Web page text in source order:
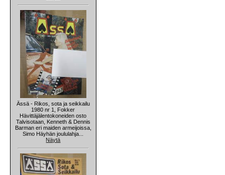
Ässä - Rikos, sota ja seikkailu
1980 nr 1, Fokker
Hävittäjälentokoneiden osto
Talvisotaan, Kenneth & Dennis
Barman eri maiden armeijoissa,
Simo Häyhän joululahja...
Näytä